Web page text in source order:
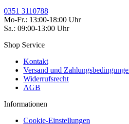
0351 3110788
Mo-Fr.: 13:00-18:00 Uhr
Kontakt
Versand und Zahlungsbedingungen
Widerrufsrecht